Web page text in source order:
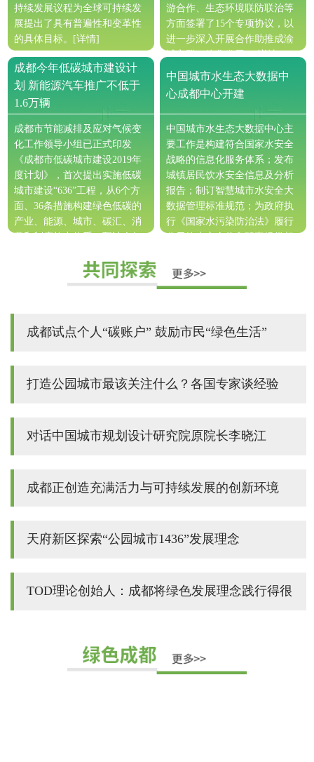
持续发展议程为全球可持续发
展提出了具有普遍性和变革性
的具体目标。 [详情]
游合作、生态环境联防联治等
方面签署了15个专项协议，以
进一步深入开展合作助推成渝
城市群一体化发展。[详情]
成都今年低碳城市建设计
划 新能源汽车推广不低于
1.6万辆
成都市节能减排及应对气候变
化工作领导小组已正式印发
《成都市低碳城市建设2019年
度计划》，首次提出实施低碳
城市建设“636”工程，从6个方
面、36条措施构建绿色低碳的
产业、能源、城市、碳汇、消
费和制度能力体系，预计今年
中国城市水生态大数据中
心成都中心开建
中国城市水生态大数据中心主
要工作是构建符合国家水安全
战略的信息化服务体系；发布
城镇居民饮水安全信息及分析
报告；制订智慧城市水安全大
数据管理标准规范；为政府执
行《国家水污染防治法》履行
公示饮水安全信息职责提供相
成都试点个人“碳账户” 鼓励市民“绿色生活”
打造公园城市最该关注什么？各国专家谈经验
对话中国城市规划设计研究院原院长李晓江
成都正创造充满活力与可持续发展的创新环境
天府新区探索“公园城市1436”发展理念
TOD理论创始人：成都将绿色发展理念践行得很